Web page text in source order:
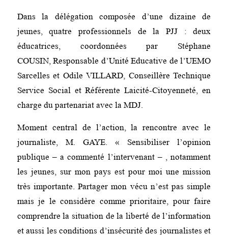
Dans la délégation composée d’une dizaine de
jeunes, quatre professionnels de la PJJ : deux
éducatrices, coordonnées par Stéphane
COUSIN, Responsable d’Unité Educative de l’UEMO
Sarcelles et Odile VILLARD, Conseillère Technique
Service Social et Référente Laicité-Citoyenneté, en
charge du partenariat avec la MDJ.
Moment central de l’action, la rencontre avec le
journaliste, M. GAYE. « Sensibiliser l’opinion
publique – a commenté l’intervenant – , notamment
les jeunes, sur mon pays est pour moi une mission
très importante. Partager mon vécu n’est pas simple
mais je le considère comme prioritaire, pour faire
comprendre la situation de la liberté de l’information
et aussi les conditions d’insécurité des journalistes et